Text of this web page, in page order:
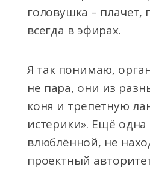
головушка – плачет,
всегда в эфирах.
Я так понимаю,
не пара, они из
коня и трепетную
истерики». Ещё
влюблённой, не
проектный